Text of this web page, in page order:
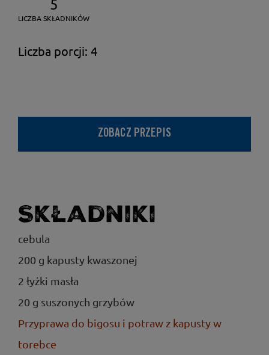
5
LICZBA SKŁADNIKÓW
Liczba porcji: 4
ZOBACZ PRZEPIS
Składniki
cebula
200 g kapusty kwaszonej
2 łyżki masła
20 g suszonych grzybów
Przyprawa do bigosu i potraw z kapusty w
torebce